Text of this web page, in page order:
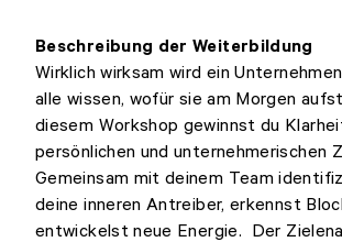
Beschreibung der Weiterbildung
Wirklich wirksam wird ein
alle wissen, wofür sie am Morgen
diesem Workshop gewinnst du
persönlichen und unternehmerischen
Gemeinsam mit deinem Team
deine inneren Antreiber, erkennst
entwickelst neue Energie. Der